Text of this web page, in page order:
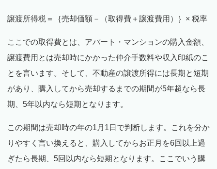
譲渡所得税＝｛売却価額－（取得費＋譲渡費用）｝× 税率
ここでの取得費とは、アパート・マンションの購入金額、
譲渡費用とは売却時にかかった仲介手数料や収入印紙のこ
とを言います。そして、不動産の譲渡所得には長期と短期
があり、購入してから売却するまでの期間が5年超なら長
期、5年以内なら短期となります。
この期間は売却時の年の1月1日で判断します。これを分か
りやすく言い換えると、購入してからお正月を6回以上過
ぎたら長期、5回以内なら短期となります。ここでいう購